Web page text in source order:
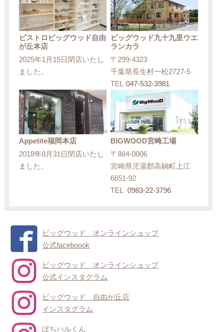
ビストロビッグウッド自由
が丘本店
2025年1月15日閉店いたし
ました。
ビッグウッド九十九里ウエ
ランカラ
〒299-4323
千葉県長生村一松2727-5
TEL 047-532-3981
Appetite福岡本店
2018年8月31日閉店いたし
ました。
BIGWOOD宮崎工場
〒884-0006
宮崎県児湯郡高鍋町上江
6651-92
TEL 0983-22-3796
ビッグウッド オンラインショップ
公式faceboook
ビッグウッド オンラインショップ
公式インスタグラム
ビッグウッド 自由が丘店
インスタグラム
ぽちハルくん